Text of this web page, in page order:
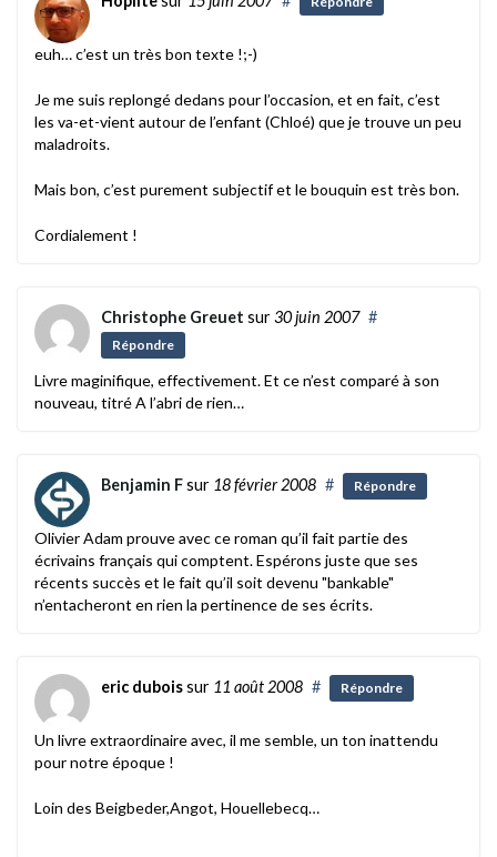
euh… c’est un très bon texte !;-)
Je me suis replongé dedans pour l’occasion, et en fait, c’est
les va-et-vient autour de l’enfant (Chloé) que je trouve un peu
maladroits.
Mais bon, c’est purement subjectif et le bouquin est très bon.
Cordialement !
Christophe Greuet sur30 juin 2007 #
Répondre
Livre maginifique, effectivement. Et ce n’est comparé à son
nouveau, titré A l’abri de rien…
Benjamin Fsur 18 février 2008 # Répondre
Olivier Adam prouve avec ce roman qu’il fait partie des
écrivains français qui comptent. Espérons juste que ses
récents succès et le fait qu’il soit devenu "bankable"
n’entacheront en rien la pertinence de ses écrits.
eric duboissur 11 août 2008 # Répondre
Un livre extraordinaire avec, il me semble, un ton inattendu
pour notre époque !
Loin des Beigbeder,Angot, Houellebecq…